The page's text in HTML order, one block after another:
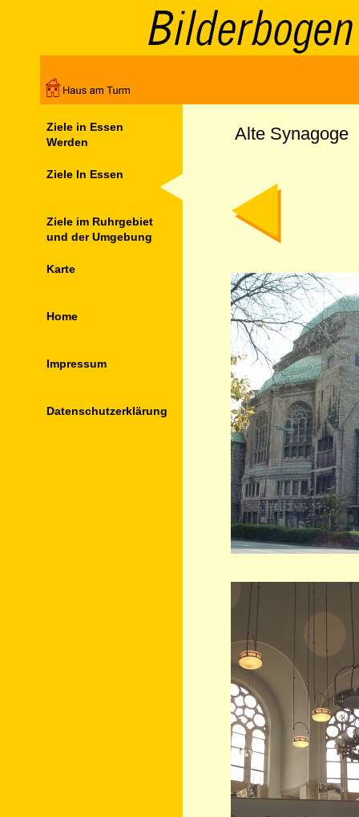
Ziele in Essen
Werden
Ziele In Essen
Ziele im Ruhrgebiet
und der Umgebung
Karte
Home
Impressum
Datenschutz­erklärung
Alte Synagoge